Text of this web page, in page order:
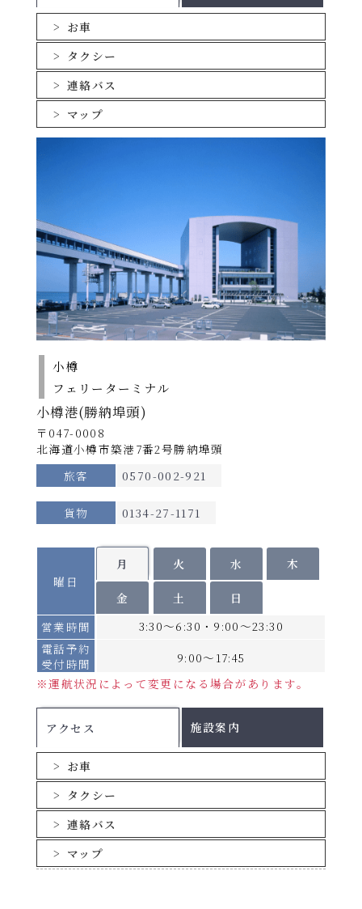
2026年11月 PDF
には、Adobe(R)Reader(TM)が必要です。
～26日
※以降の設定期間は後日ご案内いたします。
旅客運賃(おひとり様あたり)
船室 期間A 期間B 期間C
ツーリストA
ツーリストS
ステートA 20,500円
ステートA
ウィズペット
※ ※
デラックスA 25,400円 28,600円
36,000円
スイート
59,000円 64,000円 65,000円
※ウィズペット使用料金
期間A：
期間C： ステートAの運賃プラス23,000円
期間D：ステートAの運賃プラス24,000円
小学生は大人の半額です。
未就学児は大人1名につき1名添い寝でご利用いただけ
ます（無料）。
スイートルームでは食事サービスがございます。
※提供はルームサービスになる場合がございます。
※召し上がらない場合、食事代の払い戻しはございま
【個室/貸切料金】
期間Ａ：不要（定員の半数に満たない場合はご利用い
ただけません。）
期間Ｂ・Ｃ・Ｄ：不足定員1名につき、別途貸切料金
（各等級大人運賃の半額）を申し受けます。
個室の相部屋はございません。
乗用車航送運賃は
のツーリストA運賃を含む)
手荷物運賃(1つあたり)
割引についてはこちら
お車
タクシー
連絡バス
マップ
小樽
フェリーターミナル
小樽港(勝納埠頭)
〒047-0008
北海道小樽市築港7番2号勝納埠頭
旅客
0570-002-921
貨物 0134-27-1171
曜日
営業時間
電話予約
受付時間
月 火 水 木
金 土
日
3:30～6:30・9:00～23:30
9:00～17:45
※運航状況によって変更になる場合があります。
アクセス
お車
タクシー
連絡バス
マップ
施設案内